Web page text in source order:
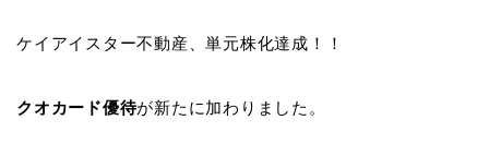
ケイアイスター不動産、単元株化達成！！
クオカード優待が新たに加わりました。